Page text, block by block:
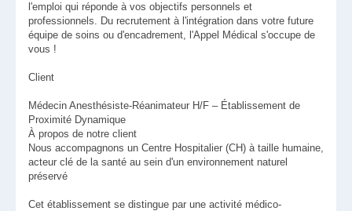
l'emploi qui réponde à vos objectifs personnels et
professionnels. Du recrutement à l'intégration dans votre future
équipe de soins ou d'encadrement, l'Appel Médical s'occupe de
vous !
Client
Médecin Anesthésiste-Réanimateur H/F – Établissement de
Proximité Dynamique
À propos de notre client
Nous accompagnons un Centre Hospitalier (CH) à taille humaine,
acteur clé de la santé au sein d'un environnement naturel
préservé
Cet établissement se distingue par une activité médico-